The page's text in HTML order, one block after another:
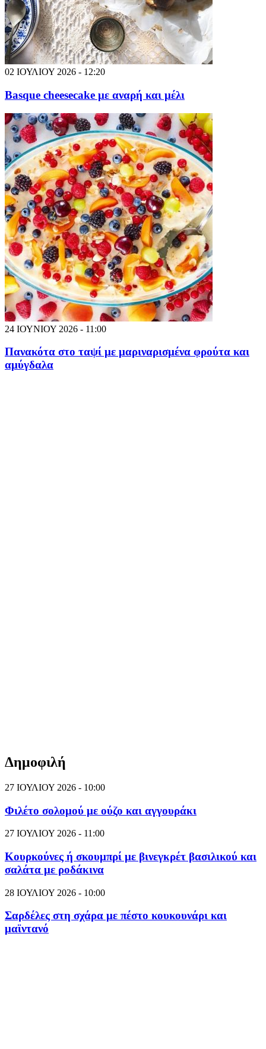
02 ΙΟΥΛΙΟΥ 2026 - 12:20
Basque cheesecake με αναρή και μέλι
24 ΙΟΥΝΙΟΥ 2026 - 11:00
Πανακότα στο ταψί με μαριναρισμένα φρούτα και
αμύγδαλα
Δημοφιλή
27 ΙΟΥΛΙΟΥ 2026 - 10:00
Φιλέτο σολομού με ούζο και αγγουράκι
27 ΙΟΥΛΙΟΥ 2026 - 11:00
Κουρκούνες ή σκουμπρί με βινεγκρέτ βασιλικού και
σαλάτα με ροδάκινα
28 ΙΟΥΛΙΟΥ 2026 - 10:00
Σαρδέλες στη σχάρα με πέστο κουκουνάρι και
μαϊντανό